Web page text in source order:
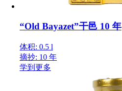
“Old Bayazet”干邑 10 年
体积: 0.5 l
摘抄: 10 年
学到更多